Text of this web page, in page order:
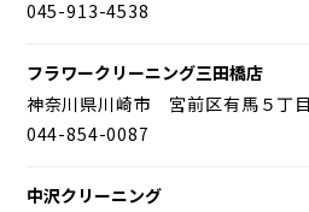
045-913-4538
フラワークリーニング三田橋店
神奈川県川崎市 宮前区有馬５丁
044-854-0087
中沢クリーニング